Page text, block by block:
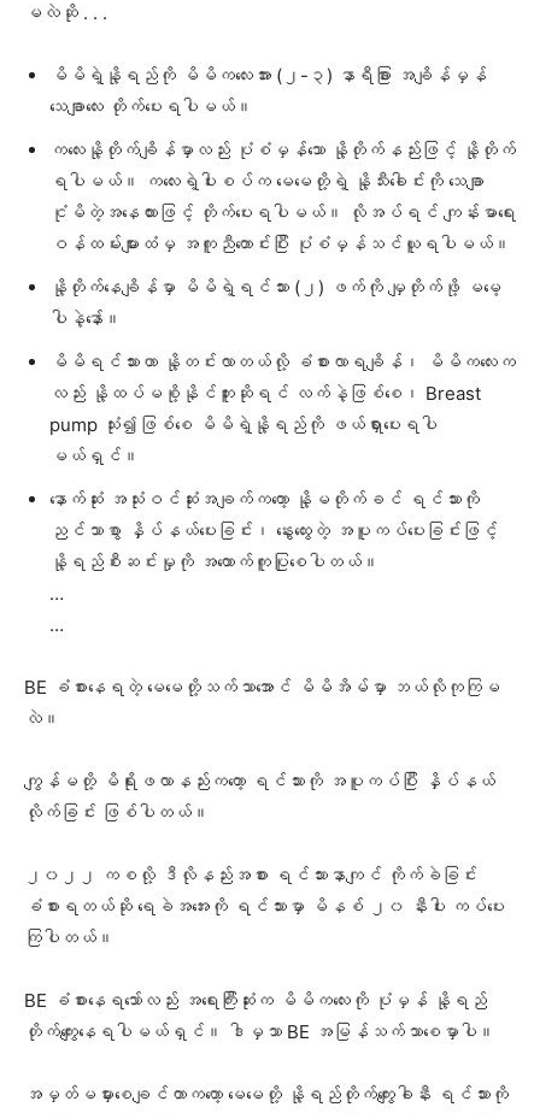
မလဲဆို . . .
မိမိရဲ့နို့ရည်ကို မိမိကလေးအား (၂-၃) နာရီခြား အချိန်မှန်
သေချာလေး တိုက်ပေးရပါမယ်။
ကလေးနို့တိုက်ချိန်မှာလည်း ပုံစံမှန်သော နို့တိုက်နည်းဖြင့် နို့တိုက်
ရပါမယ်။ ကလေးရဲ့ပါးစပ်က မေမေတို့ရဲ့ နို့သီးခေါင်းကို သေချာ
ငုံမိတဲ့အနေထားဖြင့် တိုက်ပေးရပါမယ်။ လိုအပ်ရင် ကျန်းမာရေး
ဝန်ထမ်းများထံမှ အကူညီတောင်းပြီး ပုံစံမှန်သင်ယူရပါမယ်။
နို့တိုက်နေချိန်မှာ မိမိရဲ့ရင်သား (၂) ဖက်ကို မျှတိုက်ဖို့ မမေ့
ပါနဲ့နော်။
မိမိရင်သားဟာ နို့တင်းလာတယ်လို့ ခံစားလာရချိန်၊ မိမိကလေးက
လည်း နို့ထပ်မစို့နိုင်ဘူးဆိုရင် လက်နဲ့ဖြစ်စေ၊ Breast
pump သုံး၍ဖြစ်စေ မိမိရဲ့နို့ရည်ကို ဖယ်ရှားပေးရပါ
မယ်ရှင်။
နောက်ဆုံး အသုံးဝင်ဆုံးအချက်ကတော့ နို့မတိုက်ခင် ရင်သားကို
ညင်သာစွာ နှိပ်နယ်ပေးခြင်း၊ နွေးထွေးတဲ့ အပူကပ်ပေးခြင်းဖြင့်
နို့ရည်စီးဆင်းမှုကို အထောက်ကူပြုစေပါတယ်။
…
…
BE ခံစားနေရတဲ့ မေမေတို့သက်သာအောင် မိမိအိမ်မှာ ဘယ်လိုကုကြမ
လဲ။
ကျွန်မတို့ မိရိုးဖလာနည်းကတော့ ရင်သားကို အပူကပ်ပြီး နှိပ်နယ်
လိုက်ခြင်း ဖြစ်ပါတယ်။
၂၀၂၂ ကစလို့ ဒီလိုနည်းအစား ရင်သားနာကျင် ကိုက်ခဲခြင်း
ခံစားရတယ်ဆို ရေခဲအအေးကို ရင်သားမှာ မိနစ် ၂၀ နီးပါး ကပ်ပေး
ကြပါတယ်။
BE ခံစားနေရသော်လည်း အရေးကြီးဆုံးက မိမိကလေးကို ပုံမှန် နို့ရည်
တိုက်ကျွေးနေရပါမယ်ရှင်။ ဒါမှသာ BE အမြန်သက်သာစေမှာပါ။
အမှတ်မမှားစေချင်တာကတော့ မေမေတို့ နို့ရည်တိုက်ကျွေးခါနီး ရင်သားကို